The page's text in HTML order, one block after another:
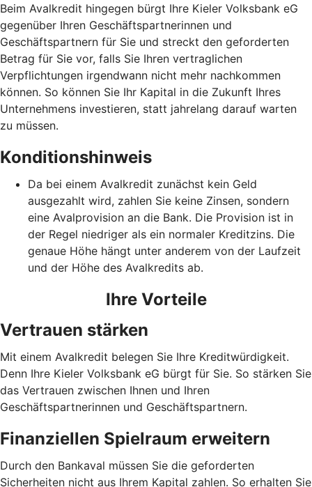
Beim Avalkredit hingegen bürgt Ihre Kieler Volksbank eG
gegenüber Ihren Geschäftspartnerinnen und
Geschäftspartnern für Sie und streckt den geforderten
Betrag für Sie vor, falls Sie Ihren vertraglichen
Verpflichtungen irgendwann nicht mehr nachkommen
können. So können Sie Ihr Kapital in die Zukunft Ihres
Unternehmens investieren, statt jahrelang darauf warten
zu müssen.
Konditionshinweis
Da bei einem Avalkredit zunächst kein Geld
ausgezahlt wird, zahlen Sie keine Zinsen, sondern
eine Avalprovision an die Bank. Die Provision ist in
der Regel niedriger als ein normaler Kreditzins. Die
genaue Höhe hängt unter anderem von der Laufzeit
und der Höhe des Avalkredits ab.
Ihre Vorteile
Vertrauen stärken
Mit einem Avalkredit belegen Sie Ihre Kreditwürdigkeit.
Denn Ihre Kieler Volksbank eG bürgt für Sie. So stärken Sie
das Vertrauen zwischen Ihnen und Ihren
Geschäftspartnerinnen und Geschäftspartnern.
Finanziellen Spielraum erweitern
Durch den Bankaval müssen Sie die geforderten
Sicherheiten nicht aus Ihrem Kapital zahlen. So erhalten Sie